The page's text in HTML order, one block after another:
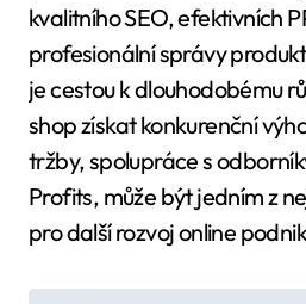
kvalitního SEO, efektivních
profesionální správy
je cestou k dlouhodobému
shop získat konkurenční
tržby, spolupráce s
Profits, může být jedním z
pro další rozvoj online